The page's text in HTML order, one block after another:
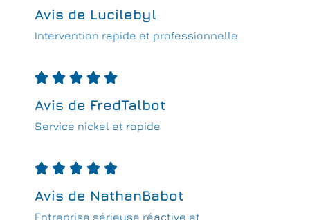
Avis de Lucilebyl
Intervention rapide et professionnelle
    
Avis de FredTalbot
Service nickel et rapide
    
Avis de NathanBabot
Entreprise sérieuse réactive et